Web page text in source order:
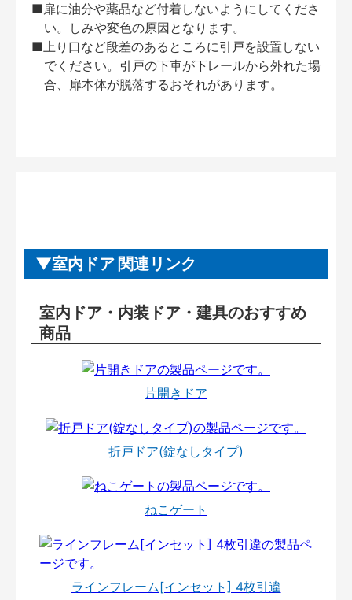
■扉に油分や薬品など付着しないようにしてくださ
い。しみや変色の原因となります。
■上り口など段差のあるところに引戸を設置しない
でください。引戸の下車が下レールから外れた場
合、扉本体が脱落するおそれがあります。
室内ドア 関連リンク
室内ドア・内装ドア・建具のおすすめ
商品
片開きドア
折戸ドア(錠なしタイプ)
ねこゲート
ラインフレーム[インセット] 4枚引違